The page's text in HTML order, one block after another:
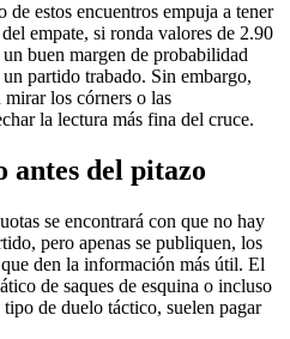
estos encuentros empuja a tener
empate, si ronda valores de 2.90
buen margen de probabilidad
partido trabado. Sin embargo,
mirar los córners o las
la lectura más fina del cruce.
antes del pitazo
se encontrará con que no hay
pero apenas se publiquen, los
den la información más útil. El
de saques de esquina o incluso
de duelo táctico, suelen pagar